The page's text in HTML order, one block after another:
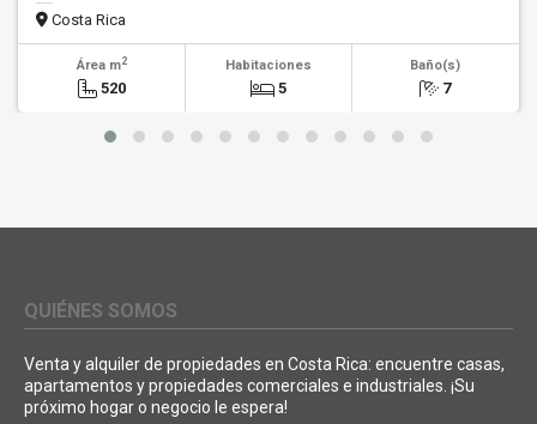
Costa Rica
Área m2
520
Habitaciones
5
Baño(s)
7
QUIÉNES SOMOS
Venta y alquiler de propiedades en Costa Rica: encuentre casas,
apartamentos y propiedades comerciales e industriales. ¡Su
próximo hogar o negocio le espera!